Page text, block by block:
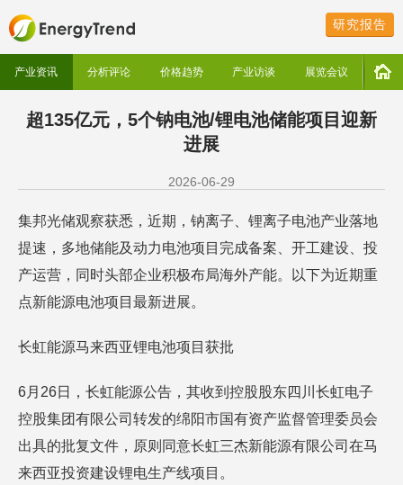
研究报告
产业资讯 分析评论 价格趋势 产业访谈 展览会议
超135亿元，5个钠电池/锂电池储能项目迎新
进展
2026-06-29
集邦光储观察获悉，近期，钠离子、锂离子电池产业落地
提速，多地储能及动力电池项目完成备案、开工建设、投
产运营，同时头部企业积极布局海外产能。以下为近期重
点新能源电池项目最新进展。
长虹能源马来西亚锂电池项目获批
6月26日，长虹能源公告，其收到控股股东四川长虹电子
控股集团有限公司转发的绵阳市国有资产监督管理委员会
出具的批复文件，原则同意长虹三杰新能源有限公司在马
来西亚投资建设锂电生产线项目。